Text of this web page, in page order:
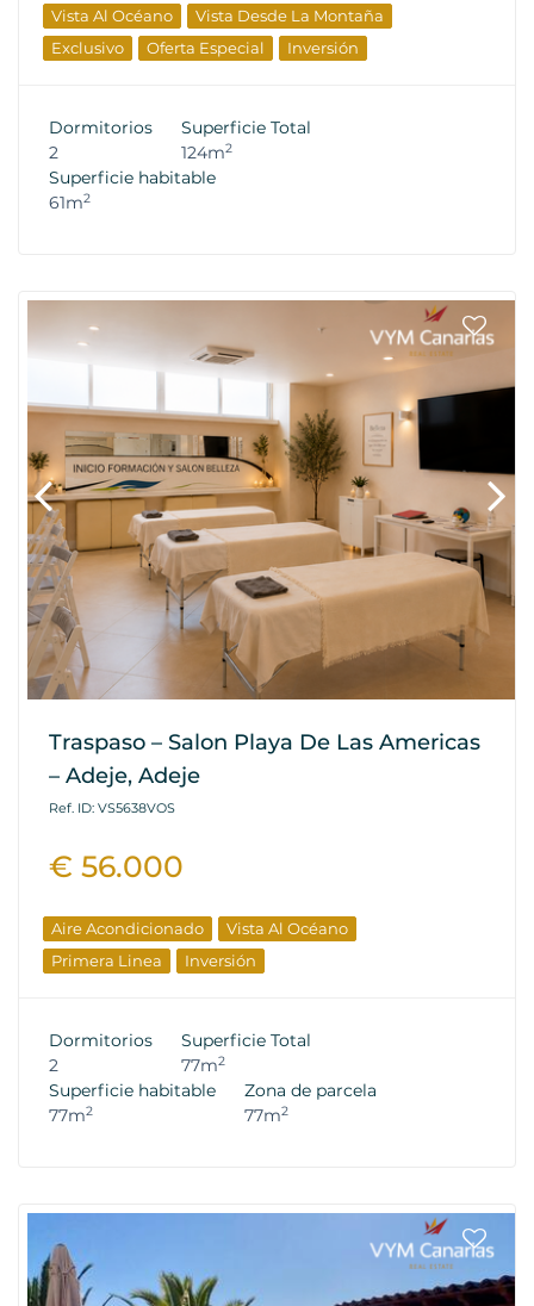
Vista Al Océano
Vista Desde La Montaña
Exclusivo
Oferta Especial
Inversión
Dormitorios
2
Superficie Total
124m2
Superficie habitable
61m2
Traspaso – Salon Playa De Las Americas
– Adeje, Adeje
Ref. ID: VS5638VOS
€ 56.000
Aire Acondicionado
Vista Al Océano
Primera Linea
Inversión
Dormitorios
2
Superficie Total
77m2
Superficie habitable
77m2
Zona de parcela
77m2